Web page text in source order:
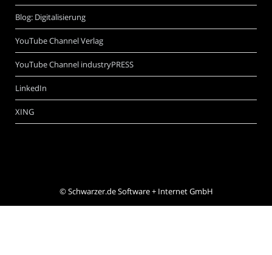
Blog: Digitalisierung
YouTube Channel Verlag
YouTube Channel industryPRESS
LinkedIn
XING
©Schwarzer.de Software + Internet GmbH